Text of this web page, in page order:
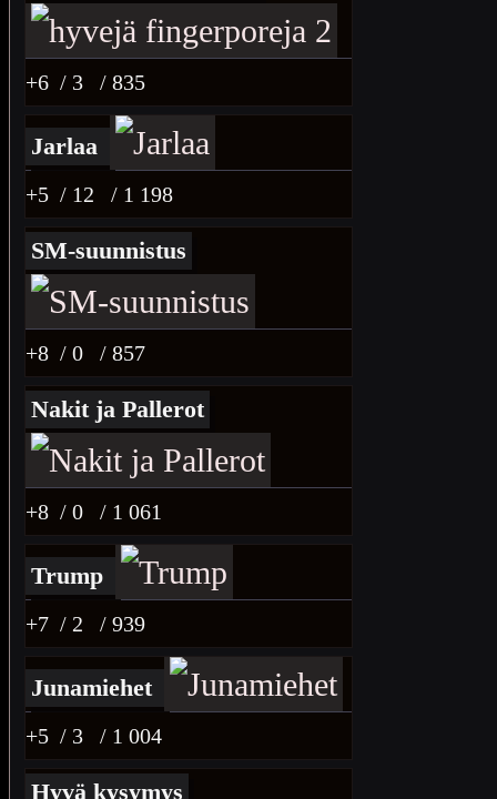
+6 / 3 / 835
Jarlaa
+5 / 12 / 1 198
SM-suunnistus
+8 / 0 / 857
Nakit ja Pallerot
+8 / 0 / 1 061
Trump
+7 / 2 / 939
Junamiehet
+5 / 3 / 1 004
Hyvä kysymys